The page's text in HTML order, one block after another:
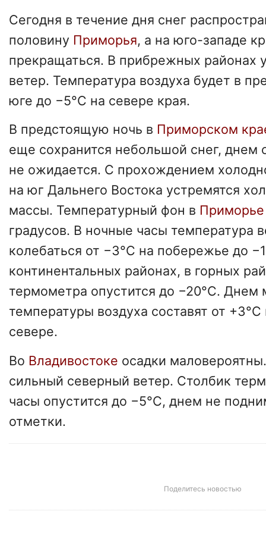
Сегодня в течение дня снег
половину Приморья, а на юго-западе
прекращаться. В прибрежных районах
ветер. Температура воздуха будет в
юге до −5°С на севере края.
В предстоящую ночь в Приморском
еще сохранится небольшой снег, днем
не ожидается. С прохождением
на юг Дальнего Востока устремятся
массы. Температурный фон в
градусов. В ночные часы температура
колебаться от −3°С на побережье до
континентальных районах, в горных
термометра опустится до −20°С. Днем
температуры воздуха составят от
севере.
Во Владивостоке осадки
сильный северный ветер. Столбик
часы опустится до −5°С, днем не
отметки.
Поделитесь новостью